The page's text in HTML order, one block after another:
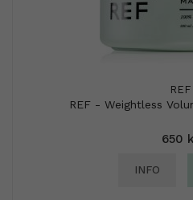
REF
REF - Weightless
650
INFO